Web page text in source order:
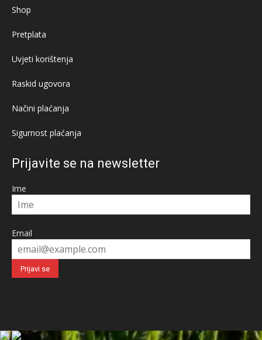
Shop
Pretplata
Uvjeti korištenja
Raskid ugovora
Načini plaćanja
Sigurnost plaćanja
Prijavite se na newsletter
Ime
Email